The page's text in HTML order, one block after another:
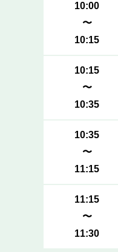
10:00
〜
10:15
10:15
〜
10:35
10:35
〜
11:15
11:15
〜
11:30